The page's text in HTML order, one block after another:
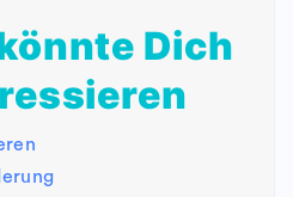
Dich